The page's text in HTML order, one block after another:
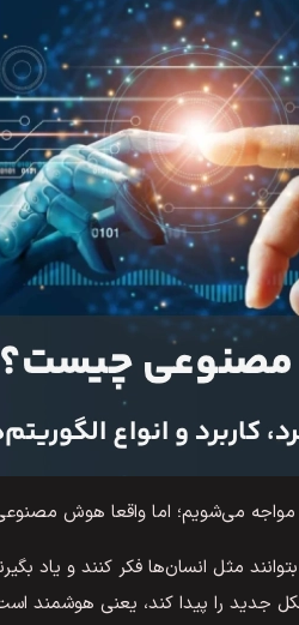
مواجه می‌شویم؛ اما واقعا هوش
مثل انسان‌ها فکر کنند و یاد
جدید را پیدا کند، یعنی هوشمند